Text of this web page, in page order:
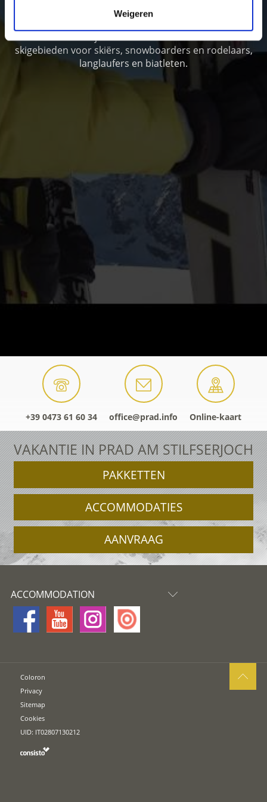
Weigeren
In het Vinschgau genieten vakantiegangers van puur
winterplezier. Van eenzame winterwandelingen en
skitoeren tot vijf afwisselende en ultramoderne
skigebieden voor skiërs, snowboarders en rodelaars,
langlaufers en biatleten.
+39 0473 61 60 34 office@prad.info Online-kaart
VAKANTIE IN PRAD AM STILFSERJOCH
PAKKETTEN
ACCOMMODATIES
AANVRAAG
ACCOMMODATION
Coloron
Privacy
Sitemap
Cookies
UID: IT02807130212